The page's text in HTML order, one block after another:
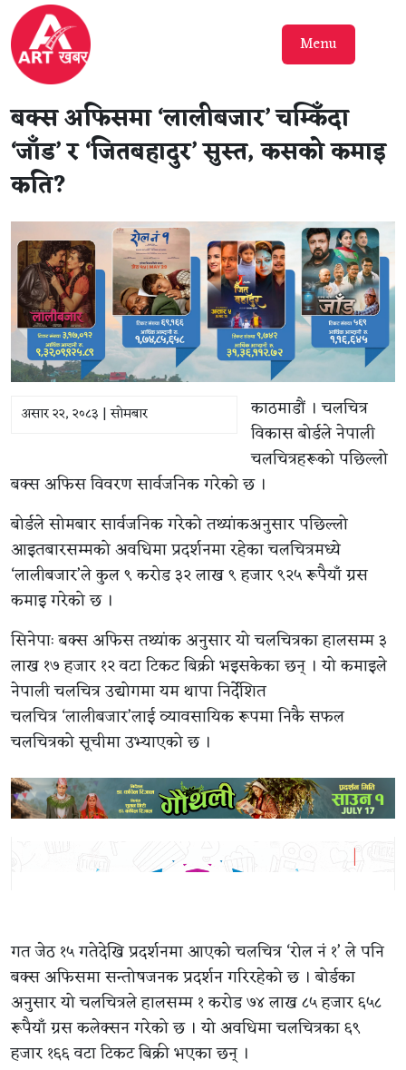
Menu
बक्स अफिसमा ‘लालीबजार’ चम्किँदा
‘जाँड’ र ‘जितबहादुर’ सुस्त, कसको कमाइ
कति?
असार २२, २०८३ | सोमबार
काठमाडौं । चलचित्र
विकास बोर्डले नेपाली
चलचित्रहरूको पछिल्लो
बक्स अफिस विवरण सार्वजनिक गरेको छ ।
बोर्डले सोमबार सार्वजनिक गरेको तथ्यांकअनुसार पछिल्लो
आइतबारसम्मको अवधिमा प्रदर्शनमा रहेका चलचित्रमध्ये
‘लालीबजार’ले कुल ९ करोड ३२ लाख ९ हजार ९२५ रूपैयाँ ग्रस
कमाइ गरेको छ ।
सिनेपाः बक्स अफिस तथ्यांक अनुसार यो चलचित्रका हालसम्म ३
लाख १७ हजार १२ वटा टिकट बिक्री भइसकेका छन् । यो कमाइले
नेपाली चलचित्र उद्योगमा यम थापा निर्देशित
चलचित्र ‘लालीबजार’लाई व्यावसायिक रूपमा निकै सफल
चलचित्रको सूचीमा उभ्याएको छ ।
गत जेठ १५ गतेदेखि प्रदर्शनमा आएको चलचित्र ‘रोल नं १’ ले पनि
बक्स अफिसमा सन्तोषजनक प्रदर्शन गरिरहेको छ । बोर्डका
अनुसार यो चलचित्रले हालसम्म १ करोड ७४ लाख ८५ हजार ६५८
रूपैयाँ ग्रस कलेक्सन गरेको छ । यो अवधिमा चलचित्रका ६९
हजार १६६ वटा टिकट बिक्री भएका छन् ।